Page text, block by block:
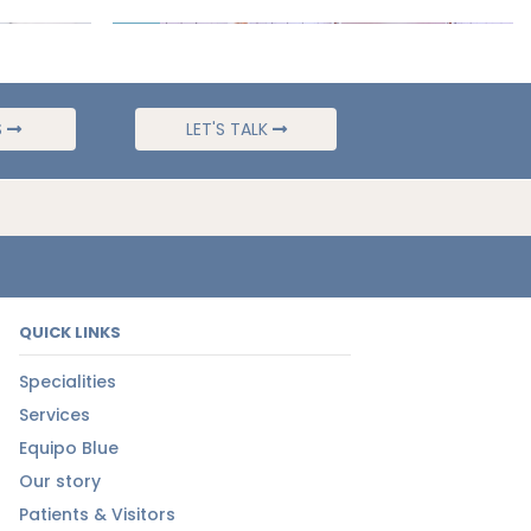
LET'S TALK
QUICK LINKS
Specialities
Services
Equipo Blue
Our story
Patients & Visitors